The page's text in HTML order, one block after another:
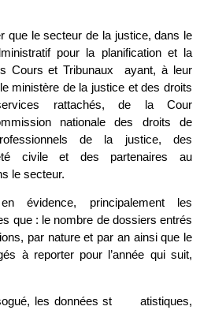
que le secteur de la justice, dans le
pour la planification et la
Cours et Tribunaux ayant, à leur
ministère de la justice et des droits
rattachés, de la Cour
nationale des droits de
de la justice, des
civile et des partenaires au
le secteur.
évidence, principalement les
que : le nombre de dossiers entrés
par nature et par an ainsi que le
à reporter pour l’année qui suit,
les données st atistiques,